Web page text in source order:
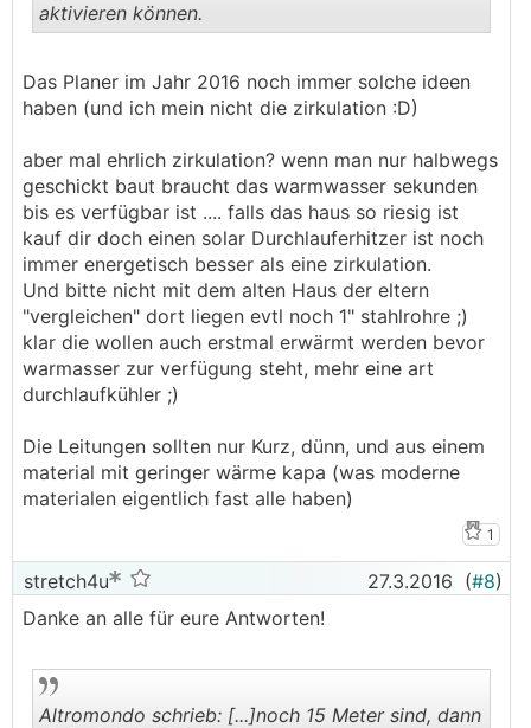
.
aktivieren können.
Das Planer im Jahr 2016 noch immer solche ideen
haben (und ich mein nicht die zirkulation :D)
aber mal ehrlich zirkulation? wenn man nur halbwegs
geschickt baut braucht das warmwasser sekunden
bis es verfügbar ist .... falls das haus so riesig ist
kauf dir doch einen solar Durchlauferhitzer ist noch
immer energetisch besser als eine zirkulation.
Und bitte nicht mit dem alten Haus der eltern
"vergleichen" dort liegen evtl noch 1" stahlrohre ;)
klar die wollen auch erstmal erwärmt werden bevor
warmasser zur verfügung steht, mehr eine art
durchlaufkühler ;)
Die Leitungen sollten nur Kurz, dünn, und aus einem
material mit geringer wärme kapa (was moderne
materialen eigentlich fast alle haben)
1
stretch4u 27.3.2016 (#8)
Danke an alle für eure Antworten!
Altromondo schrieb: [...]noch 15 Meter sind, dann